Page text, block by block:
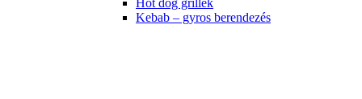
Hot dog grillek
Kebab – gyros berendezés